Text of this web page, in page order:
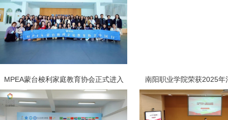
MPEA蒙台梭利家庭教育协会正式进入 南阳职业学院荣获2025年